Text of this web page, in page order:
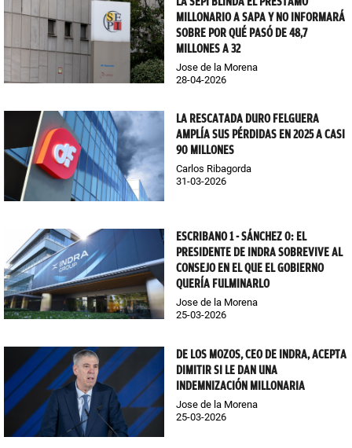
MILLONARIO A SAPA Y NO INFORMARÁ
SOBRE POR QUÉ PASÓ DE 48,7
MILLONES A 32
Jose de la Morena
28-04-2026
LA RESCATADA DURO FELGUERA
AMPLÍA SUS PÉRDIDAS EN 2025 A CASI
90 MILLONES
Carlos Ribagorda
31-03-2026
ESCRIBANO 1 - SÁNCHEZ 0: EL
PRESIDENTE DE INDRA SOBREVIVE AL
CONSEJO EN EL QUE EL GOBIERNO
QUERÍA FULMINARLO
Jose de la Morena
25-03-2026
DE LOS MOZOS, CEO DE INDRA, ACEPTA
DIMITIR SI LE DAN UNA
INDEMNIZACIÓN MILLONARIA
Jose de la Morena
25-03-2026